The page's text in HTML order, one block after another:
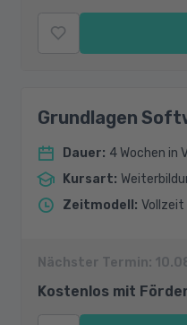
Grundlagen
Dauer: 4 Wochen in
Kursart:
Zeitmodell : Vollzeit
Nächster Termin:
Kostenlos mit